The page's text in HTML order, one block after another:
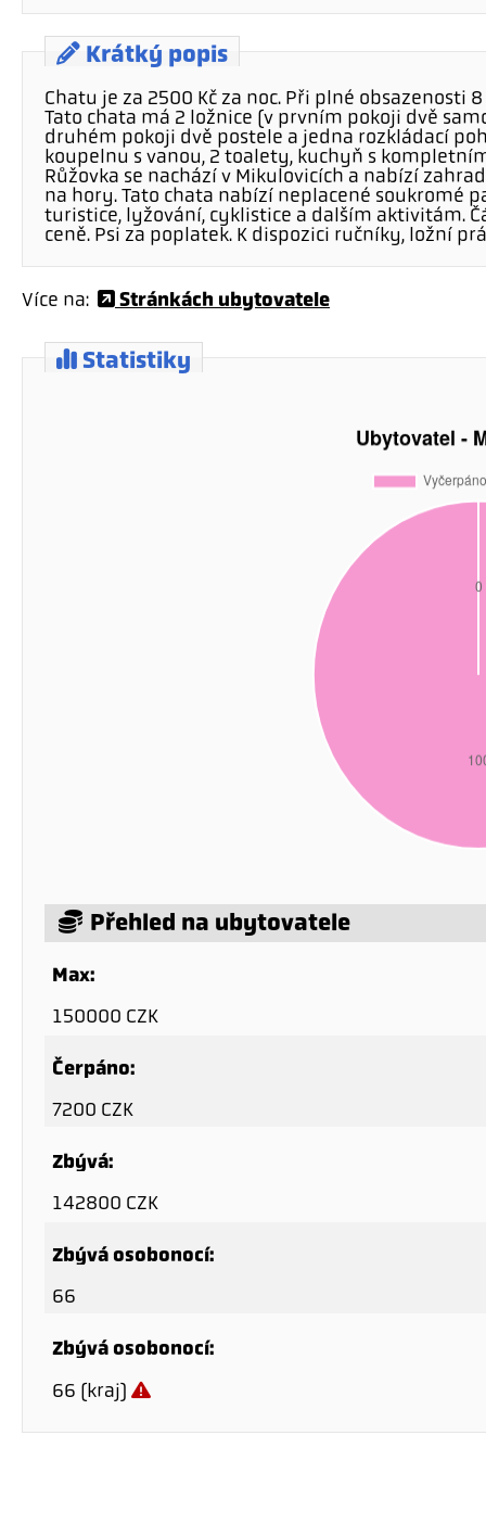
Krátký popis
Chatu je za 2500 Kč za noc. Při plné obsazenosti
Tato chata má 2 ložnice (v prvním pokoji dvě
druhém pokoji dvě postele a jedna rozkládací
koupelnu s vanou, 2 toalety, kuchyň s
Růžovka se nachází v Mikulovicích a nabízí
na hory. Tato chata nabízí neplacené soukromé
turistice, lyžování, cyklistice a dalším aktivitám.
ceně. Psi za poplatek. K dispozici ručníky, ložní
Více na: Stránkách ubytovatele
Statistiky
Přehled na ubytovatele
Max:
150000 CZK
Čerpáno:
7200 CZK
Zbývá:
142800 CZK
Zbývá osobonocí:
66
Zbývá osobonocí:
66 (kraj)